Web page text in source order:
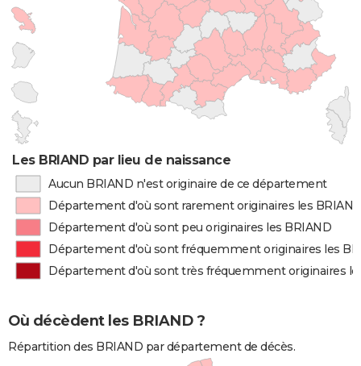
Les BRIAND par lieu de naissance
Aucun BRIAND n'est originaire de ce département
Département d'où sont rarement originaires les
Département d'où sont peu originaires les BRIAND
Département d'où sont fréquemment originaires les
Département d'où sont très fréquemment originaires
Où décèdent les BRIAND ?
Répartition des BRIAND par département de décès.